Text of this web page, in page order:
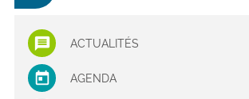
ACTUALITÉS
AGENDA